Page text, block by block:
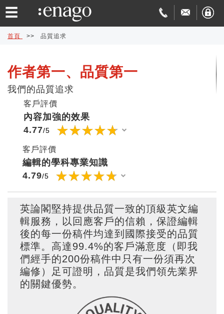
☰
文
編
修
論
文
發
表
助
學
術
翻
費
用
交
期
品
保
證
費
服
務
特
別
優
惠
詢
價
單
首頁 >> 品質追求
作者第一、品質第一
我們的品質追求
客戶評價
內容加強的效果
4.77/5 ☆☆☆☆☆
★★★★★
☆☆☆☆☆
★★★★★
☆☆☆☆☆
★★★★★
客戶評價
編輯的學科專業知識
4.79/5 ☆☆☆☆☆
★★★★★
☆☆☆☆☆
★★★★★
☆☆☆☆☆
★★★★★
英論閣堅持提供品質一致的頂級英文編
輯服務，以回應客戶的信賴，保證編輯
後的每一份稿件均達到國際接受的品質
標準。高達99.4%的客戶滿意度（即我
們經手的200份稿件中只有一份須再次
編修）足可證明，品質是我們領先業界
的關鍵優勢。